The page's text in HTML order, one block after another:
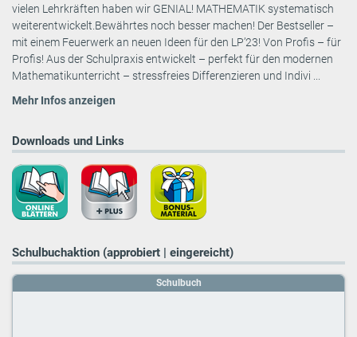
vielen Lehrkräften haben wir GENIAL! MATHEMATIK systematisch
weiterentwickelt.Bewährtes noch besser machen! Der Bestseller –
mit einem Feuerwerk an neuen Ideen für den LP’23! Von Profis – für
Profis! Aus der Schulpraxis entwickelt – perfekt für den modernen
Mathematikunterricht – stressfreies Differenzieren und Indivi ...
Mehr Infos anzeigen
Downloads und Links
Schulbuchaktion (approbiert | eingereicht)
Schulbuch